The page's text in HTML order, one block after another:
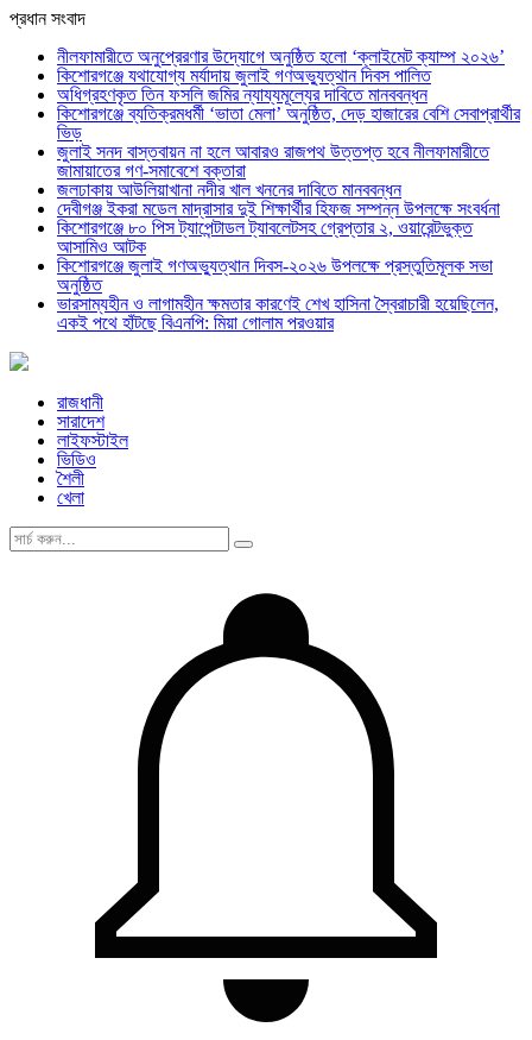
প্রধান সংবাদ
নীলফামারীতে অনুপ্রেরণার উদ্যোগে অনুষ্ঠিত হলো ‘ক্লাইমেট ক্যাম্প ২০২৬’
কিশোরগঞ্জে যথাযোগ্য মর্যাদায় জুলাই গণঅভ্যুত্থান দিবস পালিত
অধিগ্রহণকৃত তিন ফসলি জমির ন্যায্যমূল্যের দাবিতে মানববন্ধন
কিশোরগঞ্জে ব্যতিক্রমধর্মী ‘ভাতা মেলা’ অনুষ্ঠিত, দেড় হাজারের বেশি সেবাপ্রার্থীর
ভিড়
জুলাই সনদ বাস্তবায়ন না হলে আবারও রাজপথ উত্তপ্ত হবে নীলফামারীতে
জামায়াতের গণ-সমাবেশে বক্তারা
জলঢাকায় আউলিয়াখানা নদীর খাল খননের দাবিতে মানববন্ধন
দেবীগঞ্জ ইকরা মডেল মাদ্রাসার দুই শিক্ষার্থীর হিফজ সম্পন্ন উপলক্ষে সংবর্ধনা
কিশোরগঞ্জে ৮০ পিস ট্যাপেন্টাডল ট্যাবলেটসহ গ্রেপ্তার ২, ওয়ারেন্টভুক্ত
আসামিও আটক
কিশোরগঞ্জে জুলাই গণঅভ্যুত্থান দিবস-২০২৬ উপলক্ষে প্রস্তুতিমূলক সভা
অনুষ্ঠিত
ভারসাম্যহীন ও লাগামহীন ক্ষমতার কারণেই শেখ হাসিনা স্বৈরাচারী হয়েছিলেন,
একই পথে হাঁটছে বিএনপি: মিয়া গোলাম পরওয়ার
রাজধানী
সারাদেশ
লাইফস্টাইল
ভিডিও
শৈলী
খেলা